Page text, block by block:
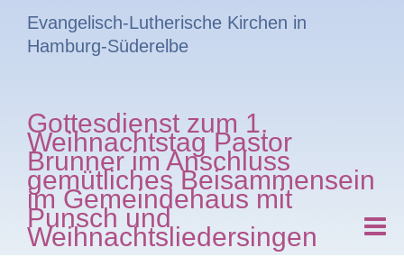
Evangelisch-Lutherische Kirchen in
Hamburg-Süderelbe
Gottesdienst zum 1.
Weihnachtstag Pastor
Brunner im Anschluss
gemütliches Beisammensein
im Gemeindehaus mit
Punsch und
Weihnachtsliedersingen